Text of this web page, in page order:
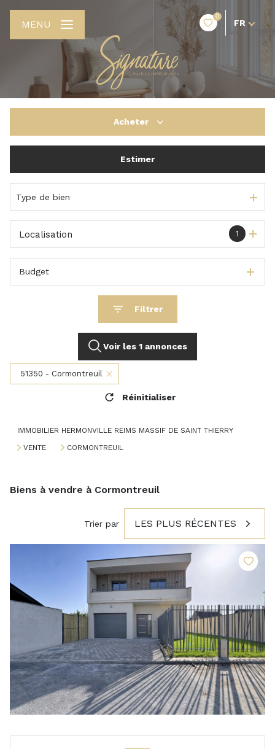
0
FR
MENU
Acheter
De l'immo pro
Estimer
Type de bien
1
Localisation
Budget
Filtrer
Voir les 1 annonces
51350 - Cormontreuil
Réinitialiser
IMMOBILIER HERMONVILLE REIMS MASSIF DE SAINT THIERRY
VENTE
CORMONTREUIL
Biens à vendre à Cormontreuil
Trier par LES PLUS RÉCENTES